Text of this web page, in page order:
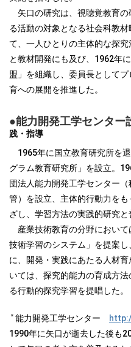
矢口の研究は、視聴覚教育の
る活動の対象となる社会科教
て、一人ひとりの主体的な探
と教材開発にも及び、1962年
盟」を組織し、委員長として
育への展開を推進した。
●能力開発工学センター
践・指導
1965年に国立教育研究所を
グラム教育研究所」を設立。
団法人能力開発工学センター
管）を設立、主体的行動力を
ざし、学習方法の実践的研究と
産業技術教育の分野において
技術学習のシステム」を提案
に、開発・実践にあたる人材
いては、探究的能力の育成方
る行動的探究学習を提唱した。
＊ 能力開発工学センター
1990年に矢口が逝去した後も